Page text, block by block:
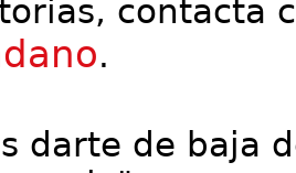
contacta
.
darte de baja